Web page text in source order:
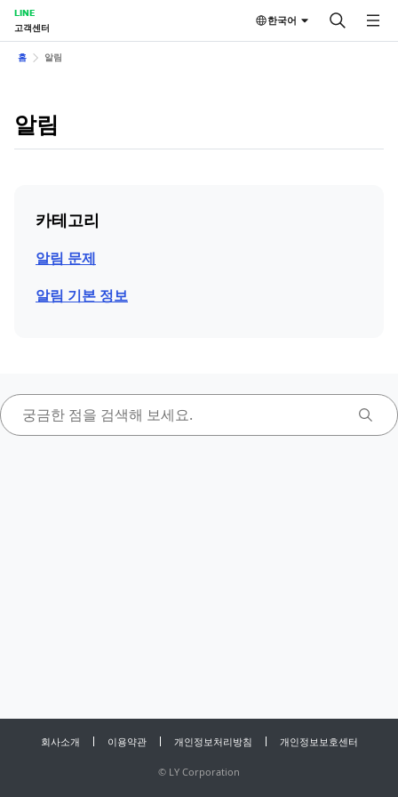
LINE
고객센터
한국어
홈 알림
알림
카테고리
알림 문제
알림 기본 정보
회사소개 이용약관 개인정보처리방침 개인정보보호센터
© LY Corporation